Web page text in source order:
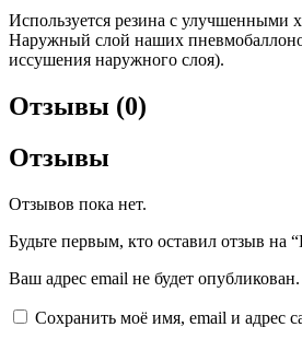
Используется резина с улучшенными
Наружный слой наших
иссушения наружного слоя).
Отзывы (0)
Отзывы
Отзывов пока нет.
Будьте первым, кто оставил отзыв на
Ваш адрес email не будет опубликован.
Сохранить моё имя, email и адрес